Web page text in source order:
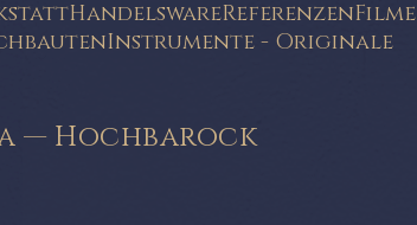
HandelswareReferenzenFilme
Instrumente - Originale
— Hochbarock